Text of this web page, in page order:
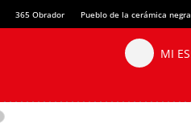
365 Obrador Pueblo de la cerámica negra